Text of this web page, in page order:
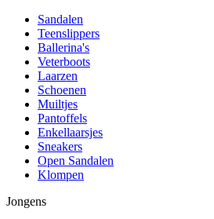
Sandalen
Teenslippers
Ballerina's
Veterboots
Laarzen
Schoenen
Muiltjes
Pantoffels
Enkellaarsjes
Sneakers
Open Sandalen
Klompen
Jongens